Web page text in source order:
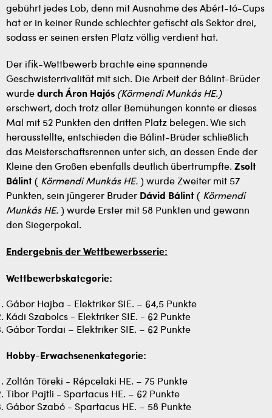
gebührt jedes Lob, denn mit Ausnahme des Abért-tó-Cups
hat er in keiner Runde schlechter gefischt als Sektor drei,
sodass er seinen ersten Platz völlig verdient hat.
Der ifik-Wettbewerb brachte eine spannende
Geschwisterrivalität mit sich. Die Arbeit der Bálint-Brüder
wurde durch Áron Hajós (Körmendi Munkás HE.)
erschwert, doch trotz aller Bemühungen konnte er dieses
Mal mit 52 Punkten den dritten Platz belegen. Wie sich
herausstellte, entschieden die Bálint-Brüder schließlich
das Meisterschaftsrennen unter sich, an dessen Ende der
Kleine den Großen ebenfalls deutlich übertrumpfte. Zsolt
Bálint ( Körmendi Munkás HE. ) wurde Zweiter mit 57
Punkten, sein jüngerer Bruder Dávid Bálint ( Körmendi
Munkás HE. ) wurde Erster mit 58 Punkten und gewann
den Siegerpokal.
Endergebnis der Wettbewerbsserie:
Wettbewerbskategorie:
Gábor Hajba - Elektriker SIE. – 64,5 Punkte
Kádi Szabolcs - Elektriker SIE. - 62 Punkte
Gábor Tordai – Elektriker SIE. – 62 Punkte
Hobby-Erwachsenenkategorie:
Zoltán Töreki - Répcelaki HE. – 75 Punkte
Tibor Pajtli - Spartacus HE. – 62 Punkte
Gábor Szabó - Spartacus HE. – 58 Punkte